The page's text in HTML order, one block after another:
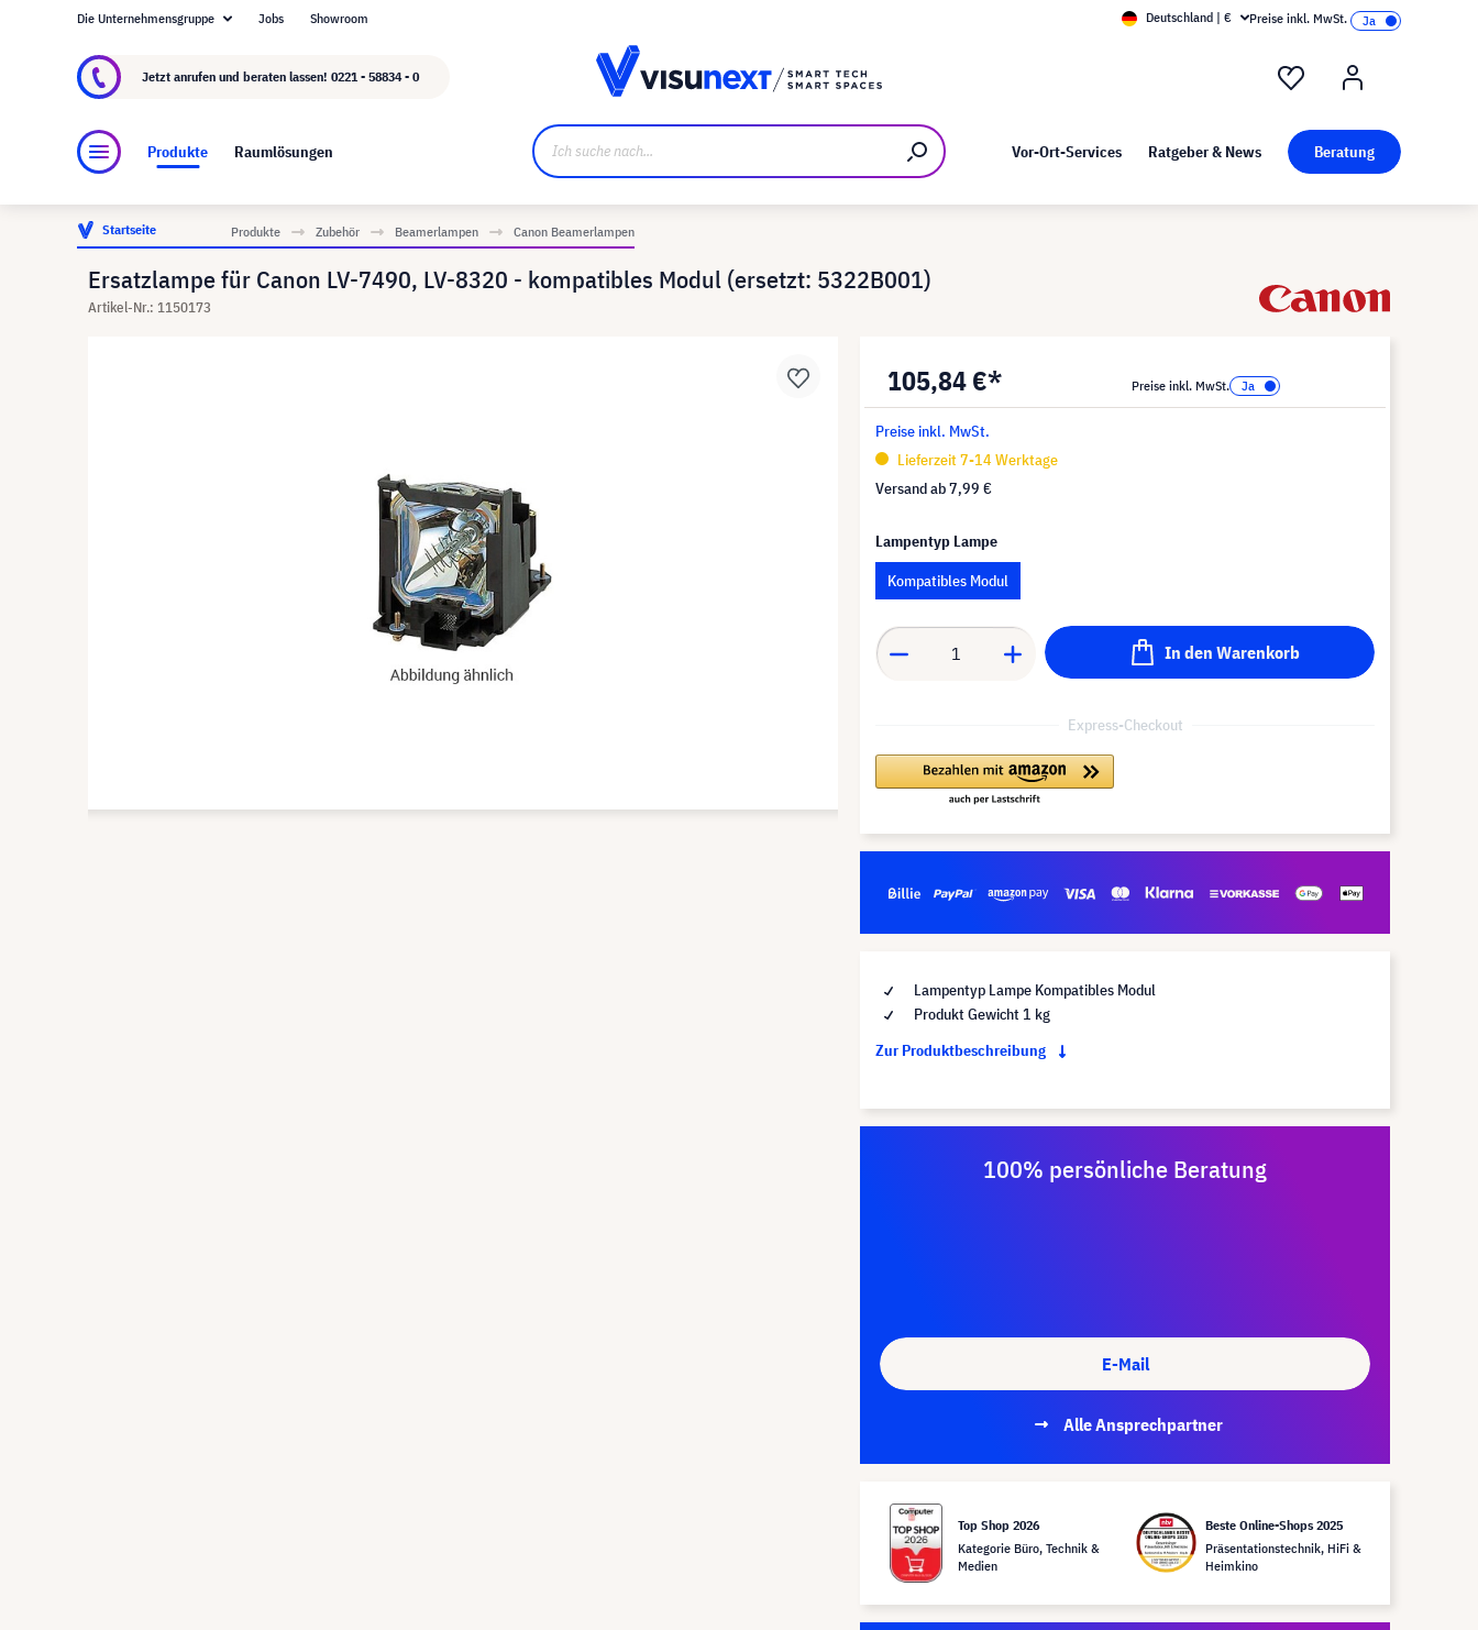
Über visunext.de Kunst bei visunext
Die Unternehmensgruppe Jobs Showroom Deutschland | € Preise inkl. MwSt.
Jetzt anrufen und beraten lassen! 0221 - 58834 - 0
Produkte Raumlösungen Vor-Ort-Services Ratgeber & News Beratung
Startseite Produkte Zubehör Beamerlampen Canon Beamerlampen
Ersatzlampe für Canon LV-7490, LV-8320 - kompatibles Modul (ersetzt: 5322B001)
Artikel-Nr.: 1150173
105,84 €* Preise inkl. MwSt.
Preise inkl. MwSt.
Lieferzeit 7-14 Werktage
Versand ab7,99 €
Lampentyp Lampe
Kompatibles Modul
In den Warenkorb
Express-Checkout
Lampentyp Lampe Kompatibles Modul
Produkt Gewicht 1 kg
Zur Produktbeschreibung
100% persönliche Beratung
E-Mail
Alle Ansprechpartner
Top Shop 2026
Kategorie Büro, Technik &
Medien
Beste Online-Shops 2025
Präsentationstechnik, HiFi &
Heimkino